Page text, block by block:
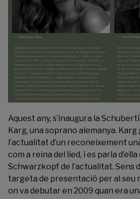
Aquest any, s’inaugura la
Karg, una soprano alemanya. Karg
l’actualitat d’un reconeixement
com a reina del lied, i es parla
Schwarzkopf de l’actualitat. Sens
targeta de presentació per al seu
on va debutar en 2009 quan era